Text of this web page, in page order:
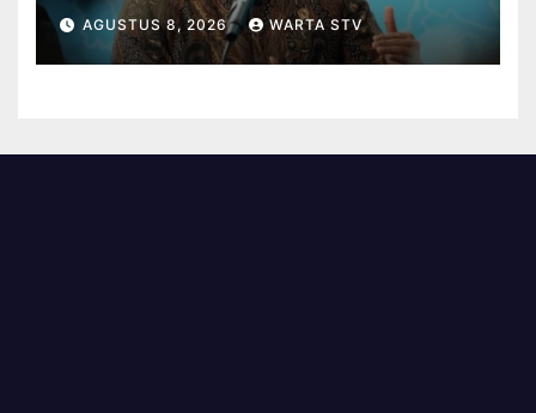
AGUSTUS 8, 2026 WARTA STV